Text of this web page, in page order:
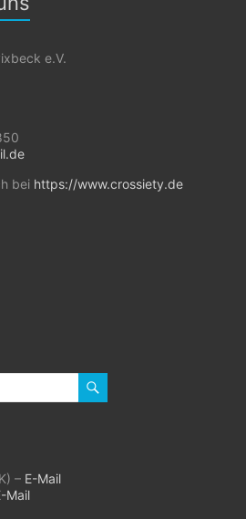
e.V.
bei https://www.crossiety.de
– E-Mail
Mail